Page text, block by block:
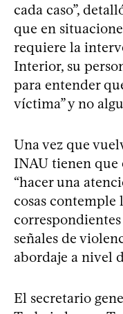
cada caso”,
que en
requiere la
Interior, su
para entender
víctima” y no
Una vez que
INAU tienen que
“hacer una
cosas contemple
señales de
abordaje a nivel
El secretario